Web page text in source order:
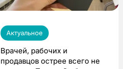
Актуальное
Врачей, рабочих и
продавцов острее всего не